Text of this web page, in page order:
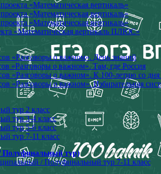
«Математическая вертикаль»
«Математическая вертикаль»
«Математическая вертикаль»
«Математическая вертикаль ПЛЮС»
«Разговоры о важном». День знаний
«Разговоры о важном». Там, где Россия
«Разговоры о важном». К 100-летию со
«Разговоры о важном». Избирательная
тур 2 класс
тур 3-4 класс
тур 5-6 класс
тур 7-11 класс
тур)
/ Полуфинальный тур 7-11 класс